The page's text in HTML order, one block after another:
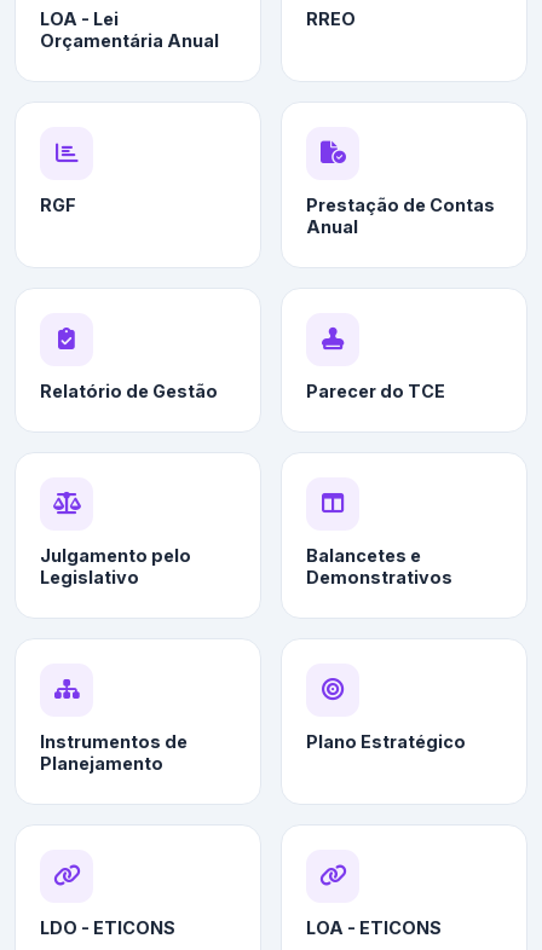
LOA - Lei
Orçamentária Anual
RREO
RGF
Prestação de Contas
Anual
Relatório de Gestão Parecer do TCE
Julgamento pelo
Legislativo
Balancetes e
Demonstrativos
Instrumentos de
Planejamento
Plano Estratégico
LDO - ETICONS LOA - ETICONS